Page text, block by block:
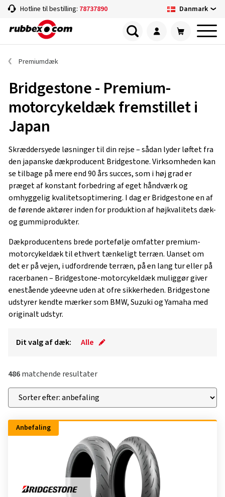
Hotline til bestilling: 78737890 Danmark
Premiumdæk
Bridgestone - Premium-
motorcykeldæk fremstillet i
Japan
Skræddersyede løsninger til din rejse – sådan lyder løftet fra
den japanske dækproducent Bridgestone. Virksomheden kan
se tilbage på mere end 90 års succes, som i høj grad er
præget af konstant forbedring af eget håndværk og
omhyggelig kvalitetsoptimering. I dag er Bridgestone en af
de førende aktører inden for produktion af højkvalitets dæk-
og gummiprodukter.
Dækproducentens brede portefølje omfatter premium-
motorcykeldæk til ethvert tænkeligt terræn. Uanset om
det er på vejen, i udfordrende terræn, på en lang tur eller på
racerbanen – Bridgestone-motorcykeldæk muliggør giver
enestående ydeevne uden at ofre sikkerheden. Bridgestone
udstyrer kendte mærker som BMW, Suzuki og Yamaha med
originalt udstyr.
Dit valg af dæk: Alle
486matchende resultater
Anbefaling